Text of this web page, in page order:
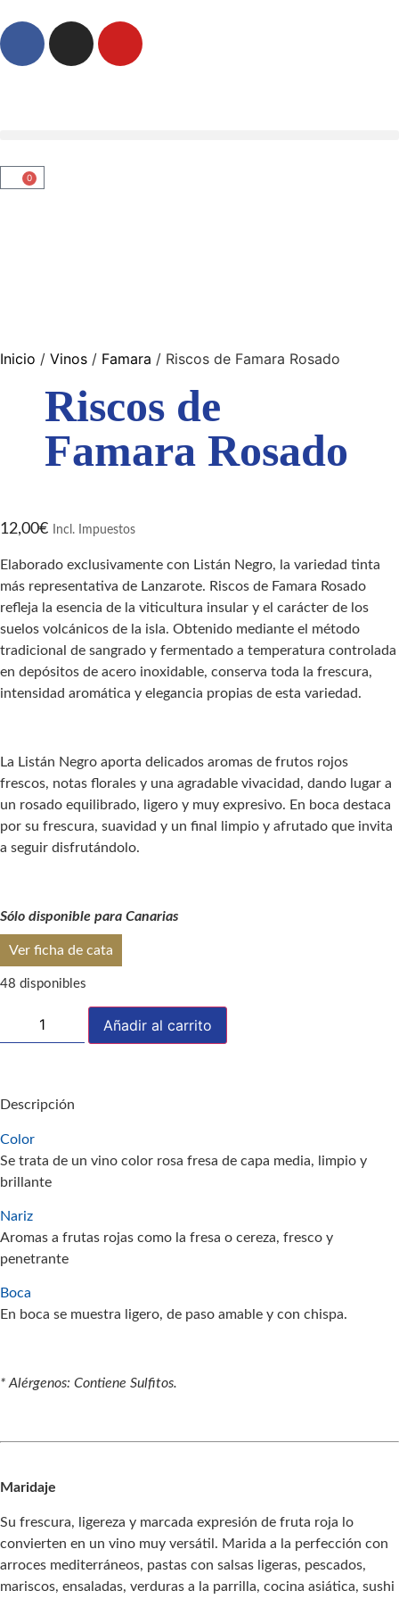
0
Inicio / Vinos / Famara / Riscos de Famara Rosado
Riscos de
Famara Rosado
12,00€ Incl. Impuestos
Elaborado exclusivamente con Listán Negro, la variedad tinta
más representativa de Lanzarote. Riscos de Famara Rosado
refleja la esencia de la viticultura insular y el carácter de los
suelos volcánicos de la isla. Obtenido mediante el método
tradicional de sangrado y fermentado a temperatura controlada
en depósitos de acero inoxidable, conserva toda la frescura,
intensidad aromática y elegancia propias de esta variedad.
La Listán Negro aporta delicados aromas de frutos rojos
frescos, notas florales y una agradable vivacidad, dando lugar a
un rosado equilibrado, ligero y muy expresivo. En boca destaca
por su frescura, suavidad y un final limpio y afrutado que invita
a seguir disfrutándolo.
Sólo disponible para Canarias
Ver ficha de cata
48 disponibles
Añadir al carrito
Descripción
Color
Se trata de un vino color rosa fresa de capa media, limpio y
brillante
Nariz
Aromas a frutas rojas como la fresa o cereza, fresco y
penetrante
Boca
En boca se muestra ligero, de paso amable y con chispa.
* Alérgenos: Contiene Sulfitos.
Maridaje
Su frescura, ligereza y marcada expresión de fruta roja lo
convierten en un vino muy versátil. Marida a la perfección con
arroces mediterráneos, pastas con salsas ligeras, pescados,
mariscos, ensaladas, verduras a la parrilla, cocina asiática, sushi